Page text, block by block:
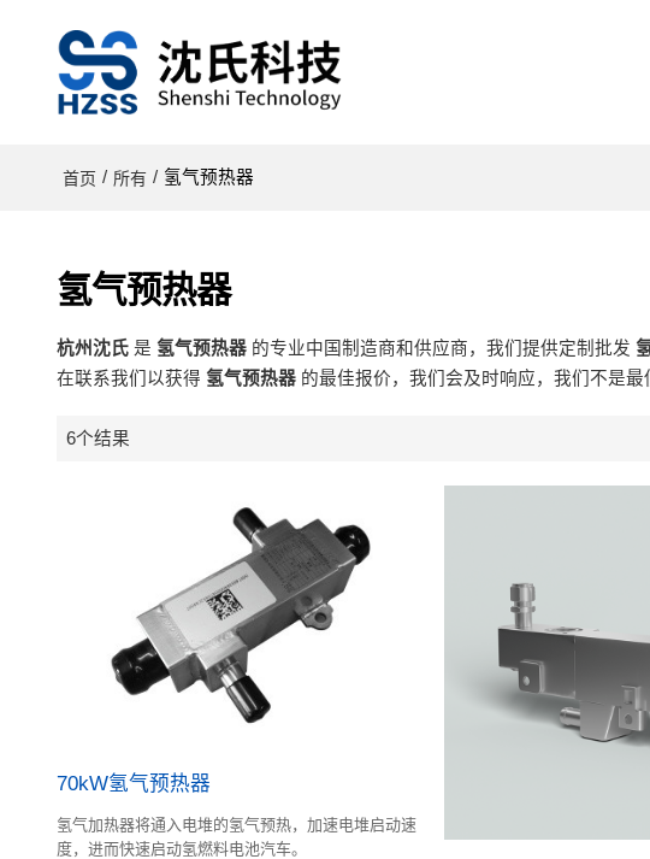
首页 / 所有 / 氢气预热器
氢气预热器
杭州沈氏是 氢气预热器的专业中国制造商和供应商，我们提供定制批发
在联系我们以获得 氢气预热器的最佳报价，我们会及时响应，我们不是最
6个结果
70kW氢气预热器
氢气加热器将通入电堆的氢气预热，加速电堆启动速
度，进而快速启动氢燃料电池汽车。